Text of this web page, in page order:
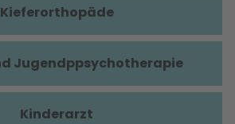
Kieferorthopäde
Jugendppsychotherapie
Kinderarzt